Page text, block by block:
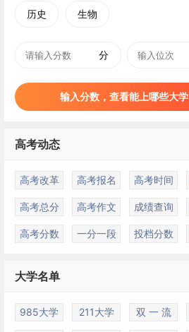
历史 生物
分
输入分数，查看能上哪些大学
高考动态
高考改革 高考报名 高考时间
高考总分 高考作文 成绩查询
高考分数 一分一段 投档分数
大学名单
985大学 211大学 双 一 流